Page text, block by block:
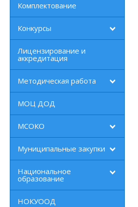
Комплектование
Конкурсы
Лицензирование и
аккредитация
Методическая работа
МОЦ ДОД
МСОКО
Муниципальные закупки
Национальное
образование
НОКУООД